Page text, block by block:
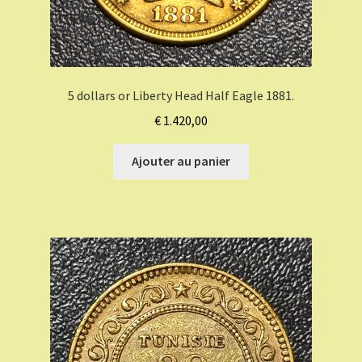
5 dollars or Liberty Head Half Eagle 1881.
€ 1.420,00
Ajouter au panier